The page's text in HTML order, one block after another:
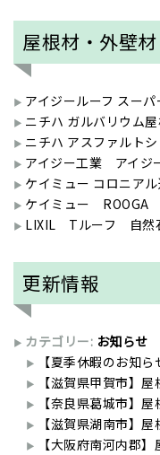
屋根材・外壁材
アイジールーフ スー
ニチハ ガルバリウム
ニチハ アスファルト
アイジー工業 アイジ
ケイミュー コロニア
ケイミュー ROOGA
LIXIL Tルーフ 自然
更新情報
カテゴリー: お知らせ
【夏季休暇のお知ら
【滋賀県甲賀市】
【奈良県葛城市】
【滋賀県湖南市】
【大阪府南河内郡